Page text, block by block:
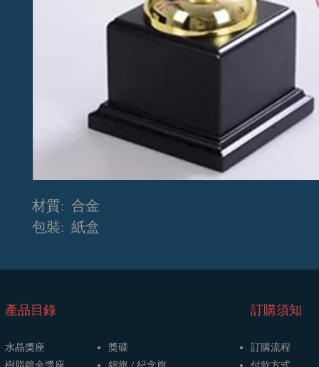
材質: 合金
包裝: 紙盒
​產品目錄
水晶獎座
獎碟
訂購須知
訂購流程